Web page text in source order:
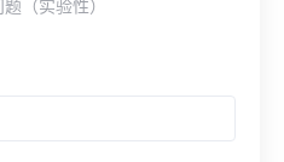
（实验性）